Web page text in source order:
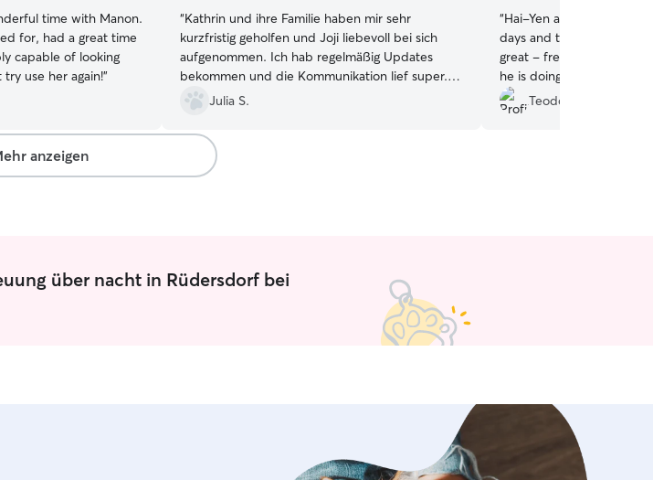
time with Manon.
for, had a great time
capable of looking
use her again!”
“Kathrin und ihre Familie haben mir sehr
kurzfristig geholfen und Joji liebevoll bei sich
aufgenommen. Ich hab regelmäßig Updates
bekommen und die Kommunikation lief super.
Alles bestens, jederzeit wieder 😊❤️
Julia S.
“Hai-Yen and her
days and the
great - frequent updates
he is doing. Additionally,
his confidence around
attached few times when
Teodora G.
anzeigen
über nacht in Rüdersdorf bei